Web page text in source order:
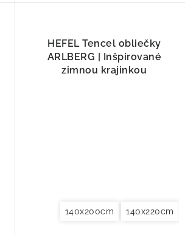
200x200cm 200x220cm
HEFEL Tencel obliečky
ARLBERG | Inšpirované
zimnou krajinkou
140x200cm 140x220cm